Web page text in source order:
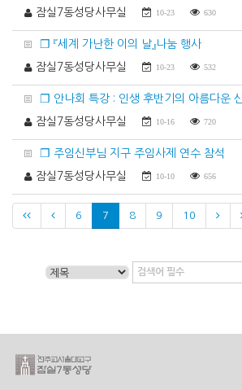
잠실7동성당사무실
10-23 630
❐ 『세계 가난한 이의 날』나눔 행사
잠실7동성당사무실
10-23 532
❐ 안나회 특강 : 인생 후반기의 아름다운
잠실7동성당사무실
10-16 720
❐ 주임신부님 지구 주임사제 연수 참석
잠실7동성당사무실
10-10 656
6 7 8 9 10